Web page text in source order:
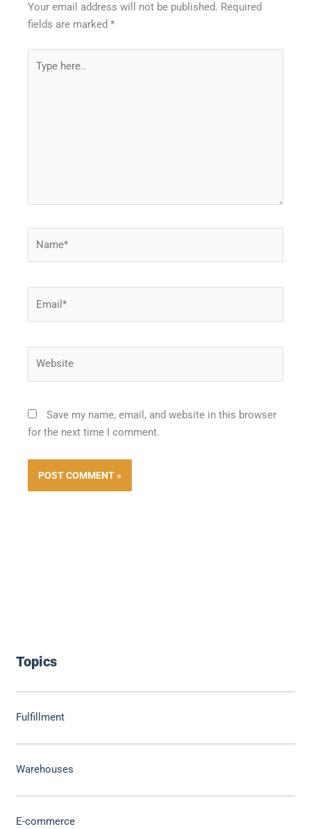
Topics
Fulfillment
Warehouses
E-commerce
Your email address will not be published. Required
fields are marked*
here..
Save my name, email, and website in this browser
for the next time I comment.